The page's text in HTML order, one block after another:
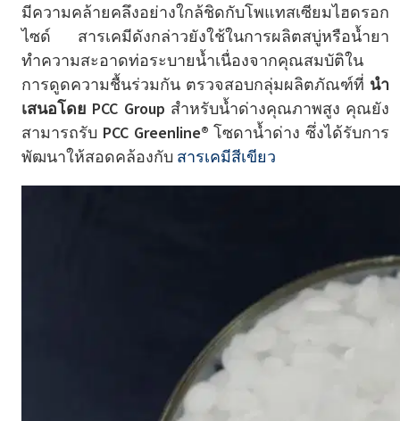
มีความคล้ายคลึงอย่างใกล้ชิดกับโพแทสเซียมไฮดรอก
ไซด์ สารเคมีดังกล่าวยังใช้ในการผลิตสบู่หรือน้ำยา
ทำความสะอาดท่อระบายน้ำเนื่องจากคุณสมบัติใน
การดูดความชื้นร่วมกัน ตรวจสอบกลุ่มผลิตภัณฑ์ที่ นำ
เสนอโดย PCC Group สำหรับน้ำด่างคุณภาพสูง คุณยัง
สามารถรับ PCC Greenline® โซดาน้ำด่าง ซึ่งได้รับการ
พัฒนาให้สอดคล้องกับ สารเคมีสีเขียว